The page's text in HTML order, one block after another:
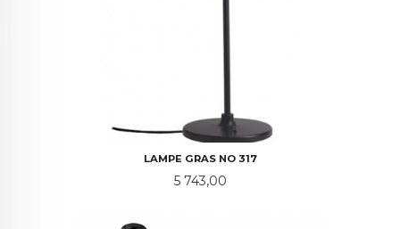
LAMPE GRAS NO 317
Pris
5 743,00